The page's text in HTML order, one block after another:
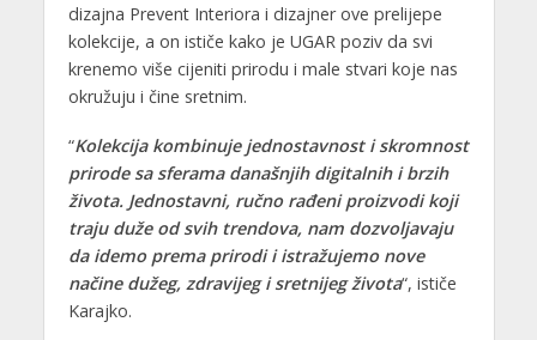
dizajna Prevent Interiora i dizajner ove prelijepe
kolekcije, a on ističe kako je UGAR poziv da svi
krenemo više cijeniti prirodu i male stvari koje nas
okružuju i čine sretnim.
“Kolekcija kombinuje jednostavnost i skromnost
prirode sa sferama današnjih digitalnih i brzih
života. Jednostavni, ručno rađeni proizvodi koji
traju duže od svih trendova, nam dozvoljavaju
da idemo prema prirodi i istražujemo nove
načine dužeg, zdravijeg i sretnijeg života“, ističe
Karajko.